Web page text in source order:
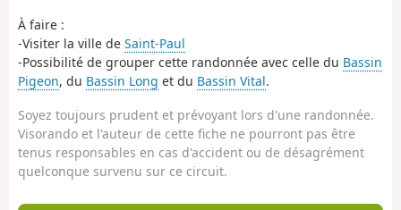
À faire :
-Visiter la ville de Saint-Paul
-Possibilité de grouper cette randonnée avec celle du Bassin
Pigeon, du Bassin Long et du Bassin Vital.
Soyez toujours prudent et prévoyant lors d'une randonnée.
Visorando et l'auteur de cette fiche ne pourront pas être
tenus responsables en cas d'accident ou de désagrément
quelconque survenu sur ce circuit.